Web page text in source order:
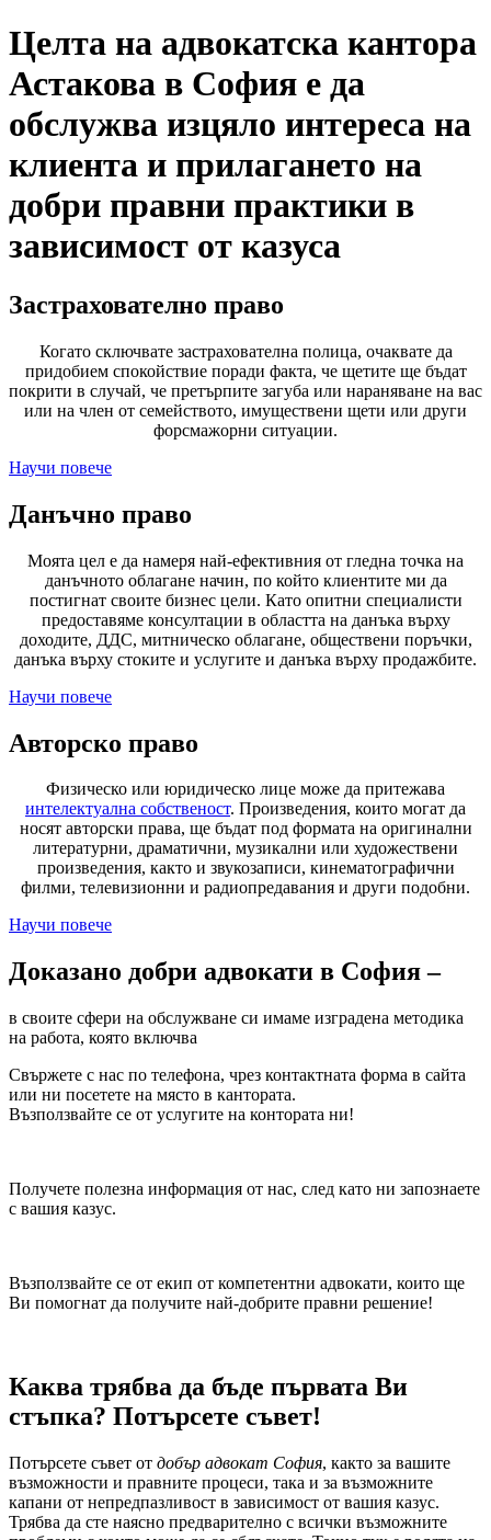
Целта на адвокатска кантора
Астакова в София е да
обслужва изцяло интереса на
клиента и прилагането на
добри правни практики в
зависимост от казуса
Застрахователно право
Когато сключвате застрахователна полица, очаквате да
придобием спокойствие поради факта, че щетите ще бъдат
покрити в случай, че претърпите загуба или нараняване на вас
или на член от семейството, имуществени щети или други
форсмажорни ситуации.
Научи повече
Данъчно право
Моята цел е да намеря най-ефективния от гледна точка на
данъчното облагане начин, по който клиентите ми да
постигнат своите бизнес цели. Като опитни специалисти
предоставяме консултации в областта на данъка върху
доходите, ДДС, митническо облагане, обществени поръчки,
данъка върху стоките и услугите и данъка върху продажбите.
Научи повече
Авторско право
Физическо или юридическо лице може да притежава
интелектуална собственост. Произведения, които могат да
носят авторски права, ще бъдат под формата на оригинални
литературни, драматични, музикални или художествени
произведения, както и звукозаписи, кинематографични
филми, телевизионни и радиопредавания и други подобни.
Научи повече
Доказано добри адвокати в София –
в своите сфери на обслужване си имаме изградена методика
на работа, която включва
Свържете с нас по телефона, чрез контактната форма в сайта
или ни посетете на място в кантората.
Възползвайте се от услугите на контората ни!
Получете полезна информация от нас, след като ни запознаете
с вашия казус.
Възползвайте се от екип от компетентни адвокати, които ще
Ви помогнат да получите най-добрите правни решение!
Каква трябва да бъде първата Ви
стъпка? Потърсете съвет!
Потърсете съвет от добър адвокат София, както за вашите
възможности и правните процеси, така и за възможните
капани от непредпазливост в зависимост от вашия казус.
Трябва да сте наясно предварително с всички възможните